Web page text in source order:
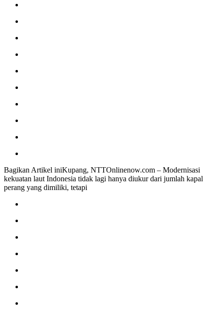
Bagikan Artikel iniKupang, NTTOnlinenow.com – Modernisasi
kekuatan laut Indonesia tidak lagi hanya diukur dari jumlah kapal
perang yang dimiliki, tetapi